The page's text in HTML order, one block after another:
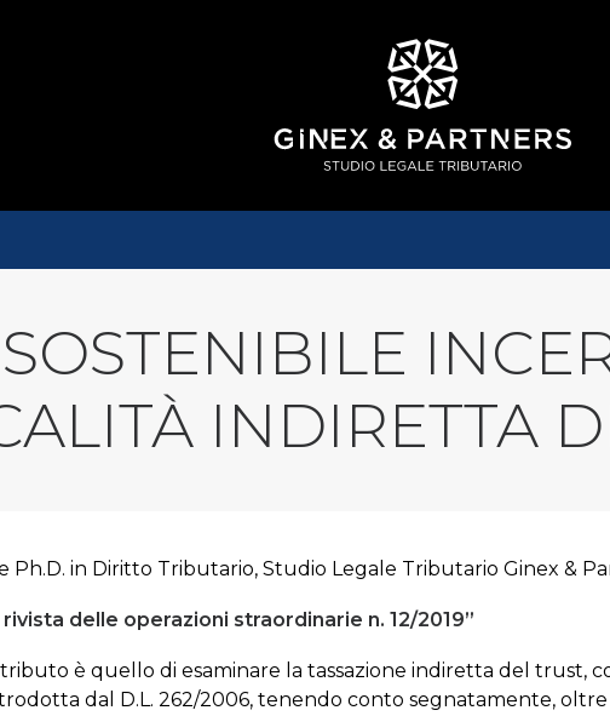
INDIRETTA
Ph.D. in Diritto Tributario, Studio Legale Tributario Ginex &
delle operazioni straordinarie n. 12/2019”
è quello di esaminare la tassazione indiretta del trust,
dal D.L. 262/2006, tenendo conto segnatamente,